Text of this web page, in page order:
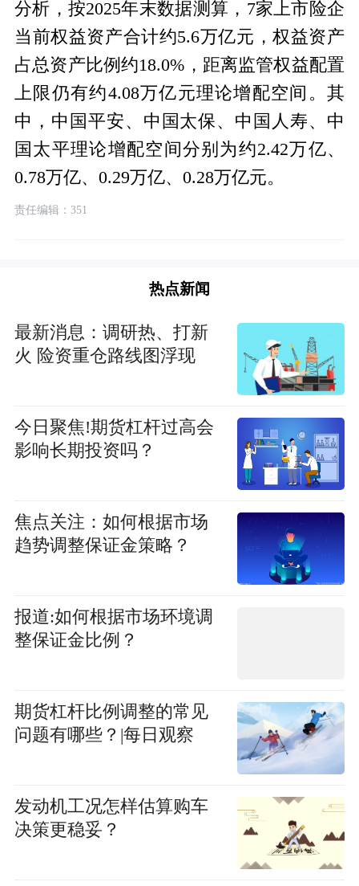
分析，按2025年末数据测算，7家上市险企
当前权益资产合计约5.6万亿元，权益资产
占总资产比例约18.0%，距离监管权益配置
上限仍有约4.08万亿元理论增配空间。其
中，中国平安、中国太保、中国人寿、中
国太平理论增配空间分别为约2.42万亿、
0.78万亿、0.29万亿、0.28万亿元。
责任编辑：351
热点新闻
最新消息：调研热、打新
火 险资重仓路线图浮现
今日聚焦!期货杠杆过高会
影响长期投资吗？
焦点关注：如何根据市场
趋势调整保证金策略？
报道:如何根据市场环境调
整保证金比例？
期货杠杆比例调整的常见
问题有哪些？|每日观察
发动机工况怎样估算购车
决策更稳妥？